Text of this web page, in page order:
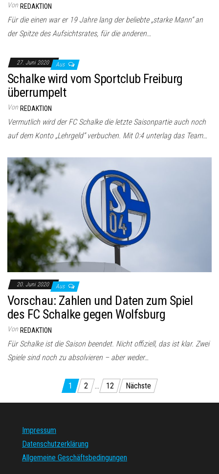
Von REDAKTION
Für die einen war er 19 Jahre lang der beliebte „starke Mann“ an
der Spitze des Aufsichtsrates, für die anderen…
27. Juni 2020 Aus
Schalke wird vom Sportclub Freiburg
überrumpelt
Von REDAKTION
Vermutlich wird der FC Schalke die letzte Saisonpartie auch noch
auf dem Konto „Lehrgeld“ verbuchen. Mit 0:4 unterlag das Team…
20. Juni 2020 Aus
Vorschau: Zahlen und Daten zum Spiel
des FC Schalke gegen Wolfsburg
Von REDAKTION
Für Schalke ist die Saison beendet. Nicht offiziell, das ist klar. Zwei
Spiele sind noch zu absolvieren – aber weder…
Seitennummerierung
der
1 2 … 12 Nächste
Impressum
Datenschutzerklärung
Allgemeine Geschäftsbedingungen